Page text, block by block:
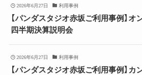
2026年6月27日 利用事例
【パンダスタジオ赤坂ご利用事例】オ
四半期決算説明会
2026年6月27日 利用事例
【パンダスタジオ赤坂ご利用事例】